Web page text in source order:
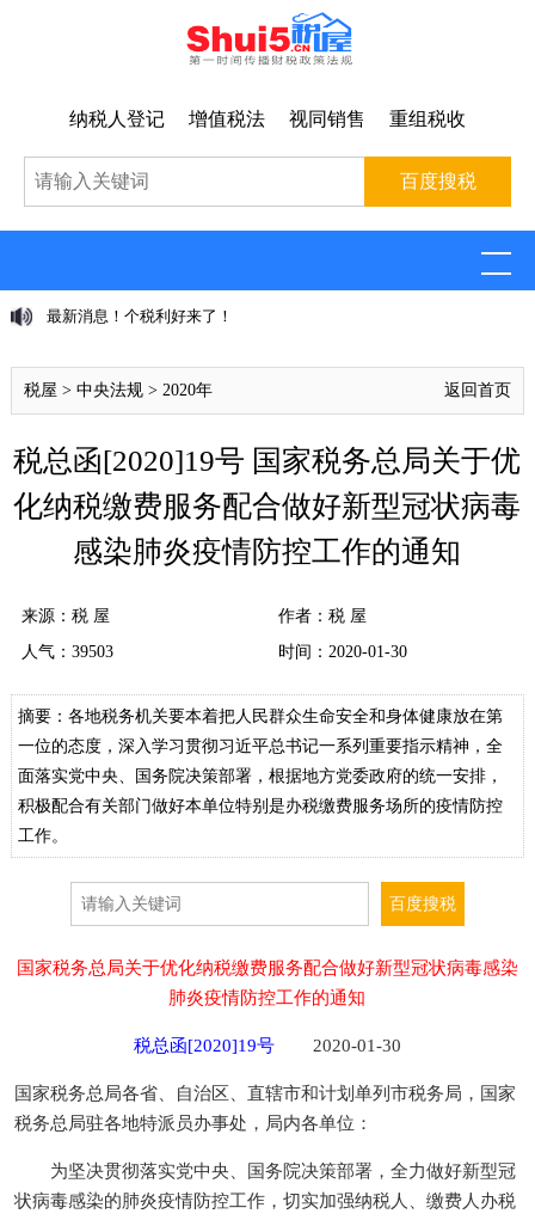
纳税人登记 增值税法 视同销售 重组税收
最新消息！个税利好来了！
税屋 > 中央法规> 2020年 返回首页
税总函[2020]19号 国家税务总局关于优
化纳税缴费服务配合做好新型冠状病毒
感染肺炎疫情防控工作的通知
来源： 税 屋
作者：税 屋
人气： 39503 时间：2020-01-30
摘要：各地税务机关要本着把人民群众生命安全和身体健康放在第
一位的态度，深入学习贯彻习近平总书记一系列重要指示精神，全
面落实党中央、国务院决策部署，根据地方党委政府的统一安排，
积极配合有关部门做好本单位特别是办税缴费服务场所的疫情防控
工作。
国家税务总局关于优化纳税缴费服务配合做好新型冠状病毒感染
肺炎疫情防控工作的通知
税总函[2020]19号 2020-01-30
国家税务总局各省、自治区、直辖市和计划单列市税务局，国家
税务总局驻各地特派员办事处，局内各单位：
为坚决贯彻落实党中央、国务院决策部署，全力做好新型冠
状病毒感染的肺炎疫情防控工作，切实加强纳税人、缴费人办税